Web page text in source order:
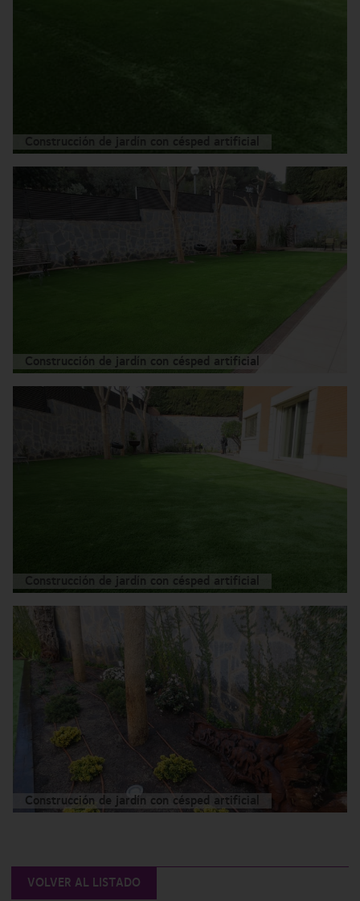
Construcción de jardín con césped artificial
Construcción de jardín con césped artificial
Construcción de jardín con césped artificial
Construcción de jardín con césped artificial
VOLVER AL LISTADO